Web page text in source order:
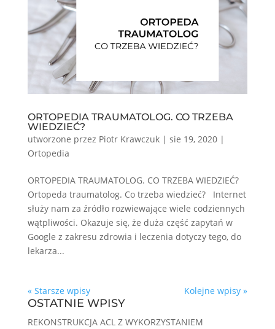
ORTOPEDIA TRAUMATOLOG. CO TRZEBA
WIEDZIEĆ?
utworzone przez Piotr Krawczuk| sie 19, 2020|
Ortopedia
ORTOPEDIA TRAUMATOLOG. CO TRZEBA WIEDZIEĆ?
Ortopeda traumatolog. Co trzeba wiedzieć? Internet
służy nam za źródło rozwiewające wiele codziennych
wątpliwości. Okazuje się, że duża część zapytań w
Google z zakresu zdrowia i leczenia dotyczy tego, do
lekarza...
« Starsze wpisy Kolejne wpisy »
OSTATNIE WPISY
REKONSTRUKCJA ACL Z WYKORZYSTANIEM